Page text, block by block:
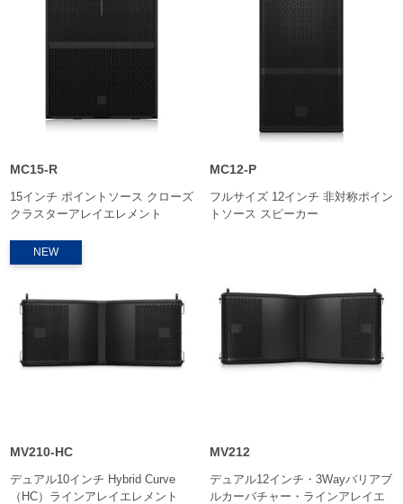
MC15-R
15インチ ポイントソース クローズ
クラスターアレイエレメント
MC12-P
フルサイズ 12インチ 非対称ポイン
トソース スピーカー
NEW
MV210-HC
デュアル10インチ Hybrid Curve
（HC）ラインアレイエレメント
MV212
デュアル12インチ・3Wayバリアブ
ルカーバチャー・ラインアレイエ